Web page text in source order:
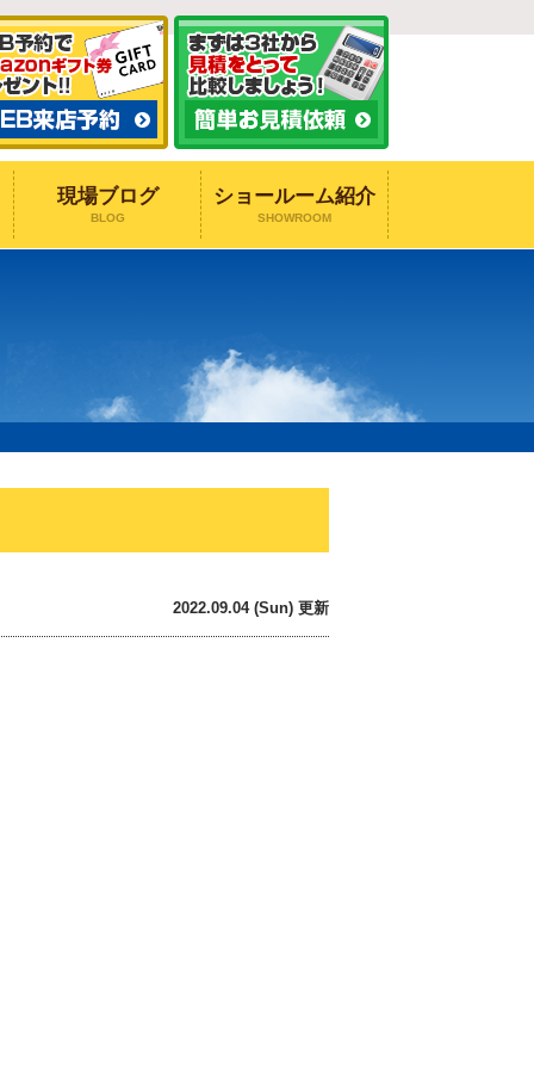
現場ブログ
BLOG
ショールーム紹介
SHOWROOM
2022.09.04 (Sun) 更新